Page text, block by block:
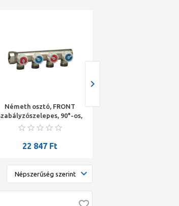
Németh osztó, FRONT
90°-os,
külső menetes
1" - 4 körös
22 847 Ft